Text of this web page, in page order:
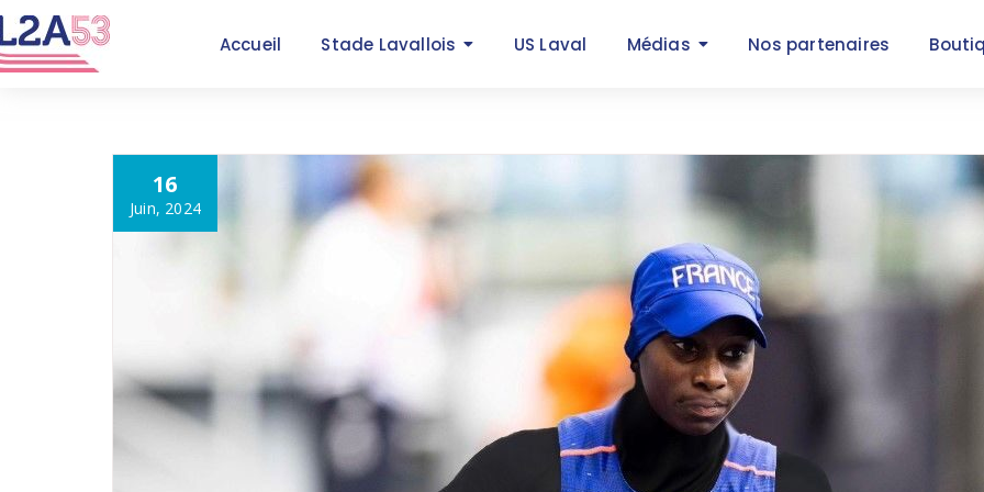
Accueil Stade Lavallois US Laval Médias Nos partenaires
16
Juin, 2024